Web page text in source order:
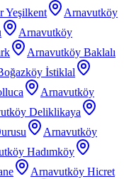
Yeşilkent
Arnavutköy
Arnavutköy
Arnavutköy Baklalı
İstiklal
Arnavutköy
Deliklikaya
Arnavutköy
Hadımköy
Arnavutköy Hicret